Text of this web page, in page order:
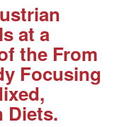
at a
the From
Focusing
Diets.